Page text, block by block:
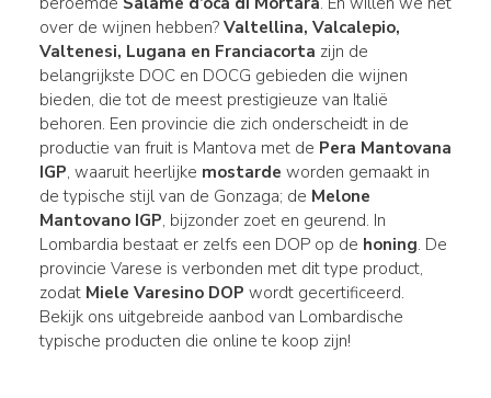
over de wijnen hebben? Valtellina, Valcalepio,
Valtenesi, Lugana en Franciacorta zijn de
belangrijkste DOC en DOCG gebieden die wijnen
bieden, die tot de meest prestigieuze van Italië
behoren. Een provincie die zich onderscheidt in de
productie van fruit is Mantova met de Pera Mantovana
IGP, waaruit heerlijke mostarde worden gemaakt in
de typische stijl van de Gonzaga; de Melone
Mantovano IGP, bijzonder zoet en geurend. In
Lombardia bestaat er zelfs een DOP op de honing. De
provincie Varese is verbonden met dit type product,
zodat Miele Varesino DOP wordt gecertificeerd.
Bekijk ons uitgebreide aanbod van Lombardische
typische producten die online te koop zijn!